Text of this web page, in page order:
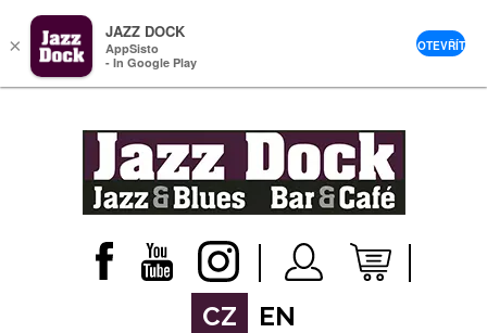
CZ EN
×
JAZZ DOCK
AppSisto
- In Google Play
OTEVŘÍT